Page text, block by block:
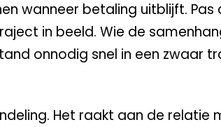
wanneer betaling uitblijft. Pas
in beeld. Wie de
onnodig snel in een zwaar
Het raakt aan de relatie